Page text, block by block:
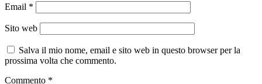
Email *
Sito web
Salva il mio nome, email e sito web in questo browser per la
prossima volta che commento.
Commento *